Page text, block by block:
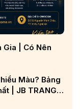
| Có Nên
Màu? Bảng
| JB TRANG